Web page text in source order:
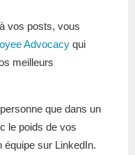
vos posts, vous
Advocacy qui
meilleurs
que dans un
le poids de vos
équipe sur LinkedIn.